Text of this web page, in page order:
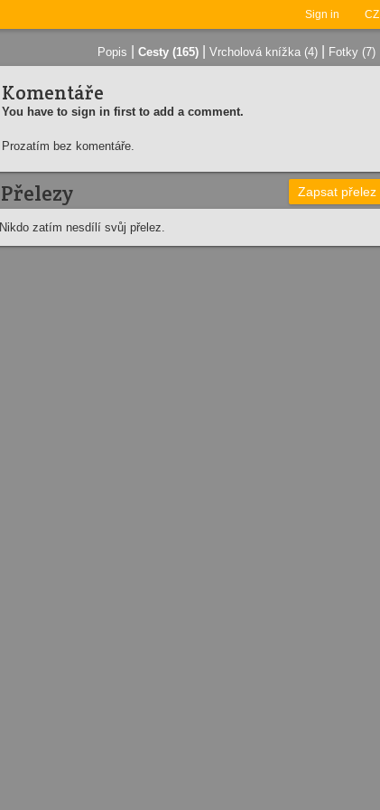
Sign in CZ
Popis Cesty (165) Vrcholová knížka (4) Fotky (7)
Komentáře
You have to sign in first to add a comment.
Prozatím bez komentáře.
Přelezy Zapsat přelez
Nikdo zatím nesdílí svůj přelez.